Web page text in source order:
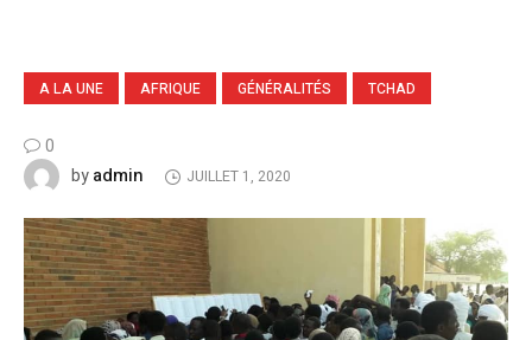
A LA UNE AFRIQUE GÉNÉRALITÉS TCHAD
0
byadmin JUILLET 1, 2020